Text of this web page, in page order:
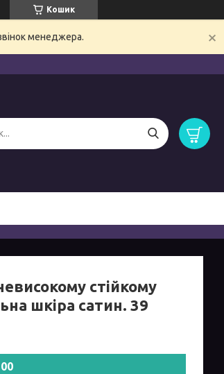
Кошик
менеджера.
стійкому
шкіра сатин. 39
00